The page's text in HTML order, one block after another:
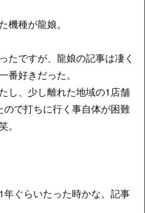
機種が龍娘。
たですが、龍娘の記事は凄く
番好きだった。
し、少し離れた地域の1店舗
で打ちに行く事自体が困難
ぐらいたった時かな。記事